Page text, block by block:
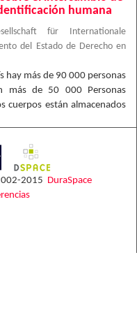
humana
für Internationale
del Estado de Derecho en
hay más de 90 000 personas
más de 50 000 Personas
cuerpos están almacenados
2015 DuraSpace